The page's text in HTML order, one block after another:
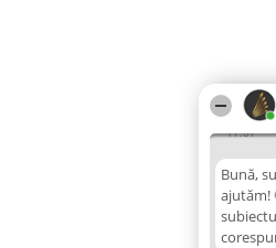
17:07
Bună,
ajutăm!